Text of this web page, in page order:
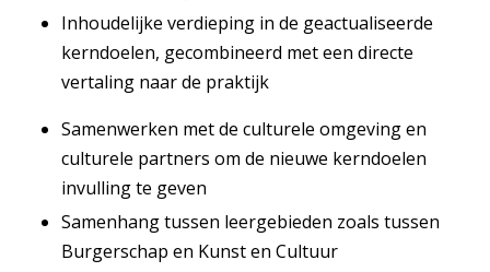
Inhoudelijke verdieping in de geactualiseerde
kerndoelen, gecombineerd met een directe
vertaling naar de praktijk
Samenwerken met de culturele omgeving en
culturele partners om de nieuwe kerndoelen
invulling te geven
Samenhang tussen leergebieden zoals tussen
Burgerschap en Kunst en Cultuur